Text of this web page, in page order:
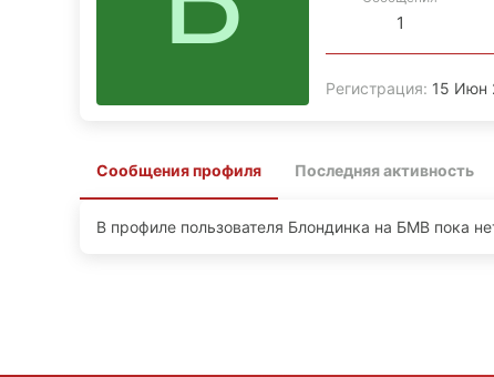
1
Регистрация 15 Июн
Сообщения профиля Последняя активность
В профиле пользователя Блондинка на БМВ пока